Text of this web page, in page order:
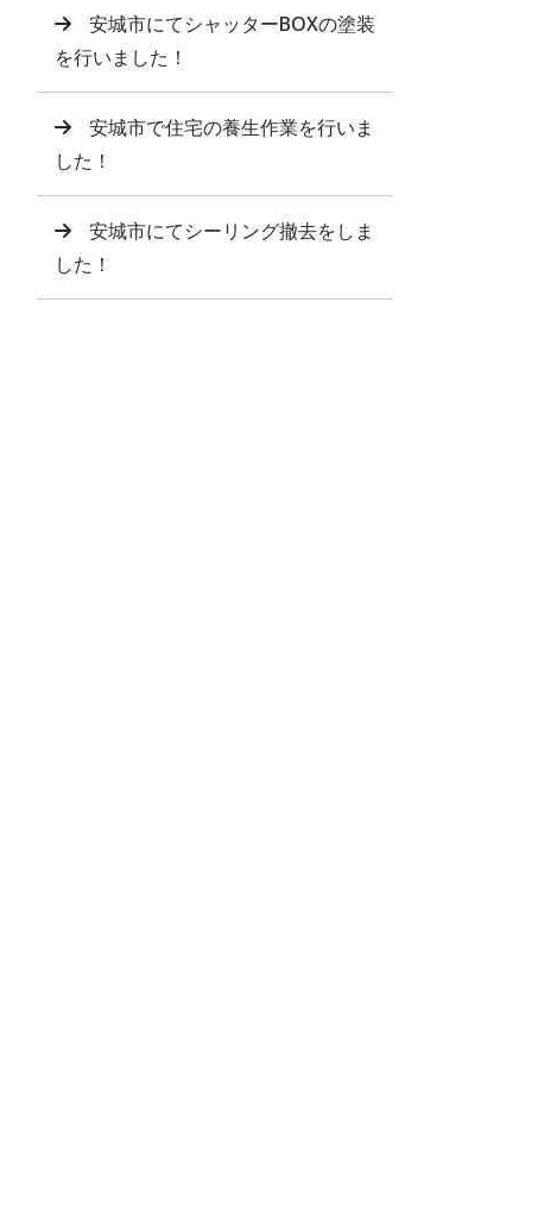
安城市にてシャッターBOXの塗装
を行いました！
安城市で住宅の養生作業を行いま
した！
安城市にてシーリング撤去をしま
した！